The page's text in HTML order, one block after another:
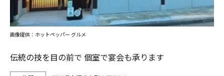
伝統の技を目の前で 個室で宴会も承ります
画像提供：ホットペッパー グルメ